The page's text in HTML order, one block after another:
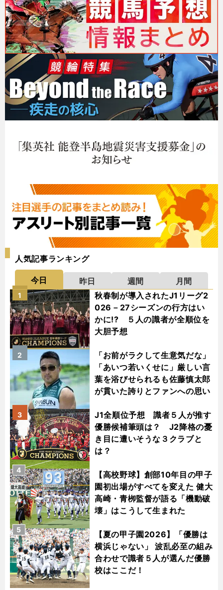
人気記事ランキング
今日 昨日 週間
月間
秋春制が導入されたJ1リーグ2
026－27シーズンの行方はい
かに!? ５人の識者が全順位を
大胆予想
1
「お前がラクして生意気だな」
「あいつ若いくせに」厳しい言
葉を浴びせられるも佐藤慎太郎
が貫いた誇りとファンへの思い
2
J1全順位予想 識者５人が推す
優勝候補筆頭は？ J2降格の憂
き目に遭いそうな３クラブと
は？
3
【高校野球】創部10年目の甲子
園初出場がすべてを変えた 健大
高崎・青栁監督が語る「機動破
壊」はこうして生まれた
4
【夏の甲子園2026】「優勝は
横浜じゃない」 波乱必至の組み
合わせで識者５人が選んだ優勝
校はここだ！
5